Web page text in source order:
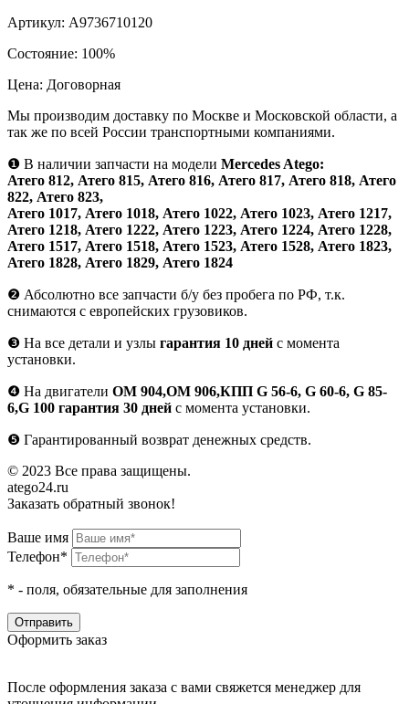
Артикул: А9736710120
Состояние: 100%
Цена: Договорная
Мы производим доставку по Москве и Московской области, а
так же по всей России транспортными компаниями.
❶ В наличии запчасти на модели Mercedes Atego:
Атего 812, Атего 815, Атего 816, Атего 817, Атего 818, Атего
822, Атего 823,
Атего 1017, Атего 1018, Атего 1022, Атего 1023, Атего 1217,
Атего 1218, Атего 1222, Атего 1223, Атего 1224, Атего 1228,
Атего 1517, Атего 1518, Атего 1523, Атего 1528, Атего 1823,
Атего 1828, Атего 1829, Атего 1824
❷ Абсолютно все запчасти б/у без пробега по РФ, т.к.
снимаются с европейских грузовиков.
❸ На все детали и узлы гарантия 10 дней с момента
установки.
❹ На двигатели ОМ 904,ОМ 906,КПП G 56-6, G 60-6, G 85-
6,G 100 гарантия 30 дней с момента установки.
❺ Гарантированный возврат денежных средств.
© 2023 Все права защищены.
atego24.ru
Заказать обратный звонок!
Ваше имя
Телефон*
* - поля, обязательные для заполнения
Оформить заказ
После оформления заказа с вами свяжется менеджер для